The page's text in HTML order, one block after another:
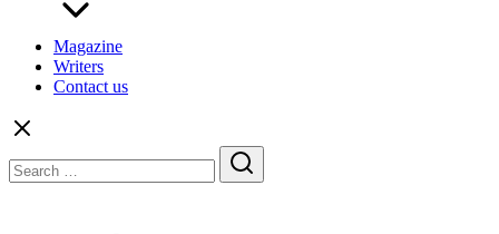
Magazine
Writers
Contact us
for: